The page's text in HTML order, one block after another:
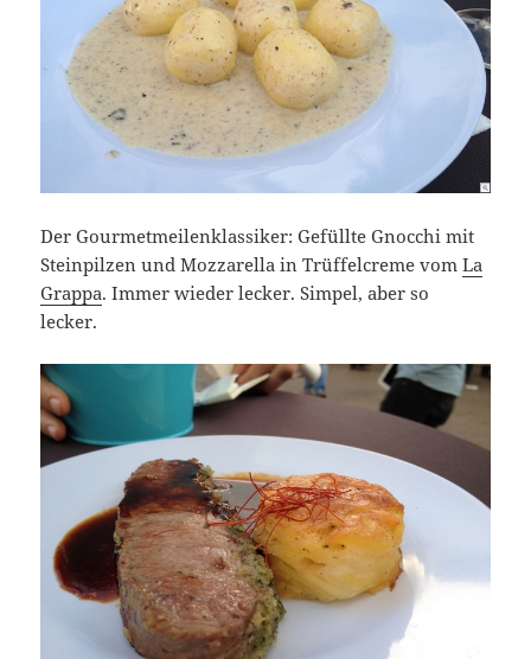
Der Gourmetmeilenklassiker: Gefüllte Gnocchi mit
Steinpilzen und Mozzarella in Trüffelcreme vomLa
Grappa. Immer wieder lecker. Simpel, aber so
lecker.